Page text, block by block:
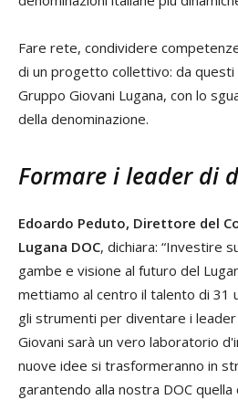
Fare rete, condividere
di un progetto collettivo: da questi
Gruppo Giovani Lugana, con lo
della denominazione.
Formare i leader di
Edoardo Peduto, Direttore del
Lugana DOC, dichiara: “Investire
gambe e visione al futuro del
mettiamo al centro il talento di 31
gli strumenti per diventare i
Giovani sarà un vero laboratorio
nuove idee si trasformeranno in
garantendo alla nostra DOC